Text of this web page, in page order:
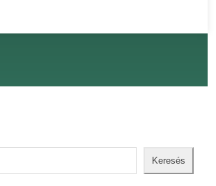
Keresés